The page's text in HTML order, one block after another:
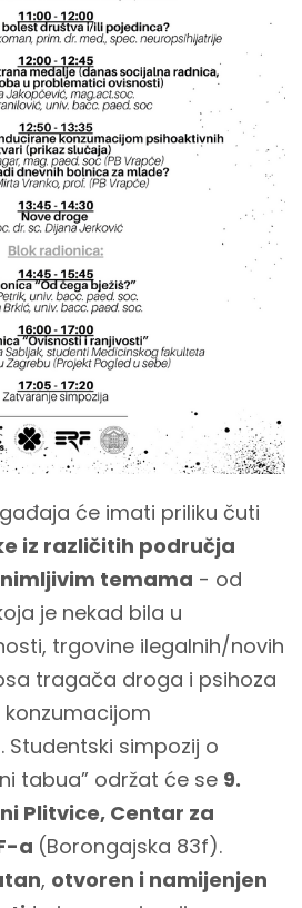
će imati priliku čuti
iz različitih područja
temama - od
je nekad bila u
trgovine ilegalnih/novih
tragača droga i psihoza
Studentski simpozij o
tabua” održat će se 9.
Plitvice, Centar za
a (Borongajska 83f).
, otvoren i namijenjen